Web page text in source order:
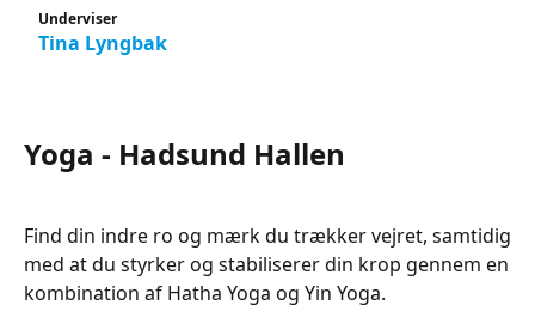
Underviser
Tina Lyngbak
Yoga - Hadsund Hallen
Find din indre ro og mærk du trækker vejret, samtidig
med at du styrker og stabiliserer din krop gennem en
kombination af Hatha Yoga og Yin Yoga.